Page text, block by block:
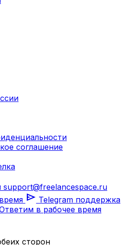
соглашение
support@freelancespace.ru
send Telegram поддержка
в рабочее время
сторон